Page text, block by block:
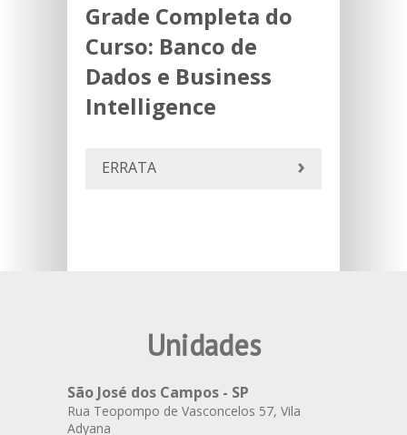
Grade Completa do
Curso: Banco de
Dados e Business
Intelligence
ERRATA
Unidades
São José dos Campos - SP
Rua Teopompo de Vasconcelos 57, Vila
Adyana